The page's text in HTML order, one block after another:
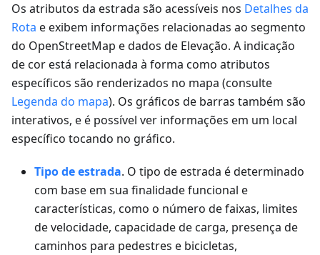
Os atributos da estrada são acessíveis nos Detalhes da
Rota e exibem informações relacionadas ao segmento
do OpenStreetMap e dados de Elevação. A indicação
de cor está relacionada à forma como atributos
específicos são renderizados no mapa (consulte
Legenda do mapa). Os gráficos de barras também são
interativos, e é possível ver informações em um local
específico tocando no gráfico.
Tipo de estrada. O tipo de estrada é determinado
com base em sua finalidade funcional e
características, como o número de faixas, limites
de velocidade, capacidade de carga, presença de
caminhos para pedestres e bicicletas,